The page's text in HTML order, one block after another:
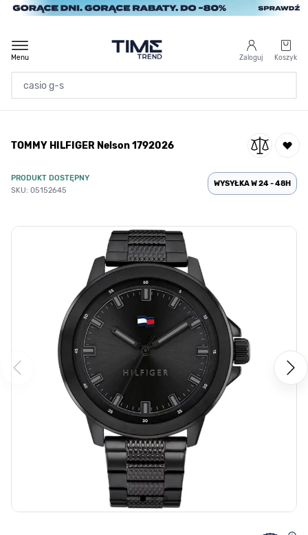
Przejdź do treści
Zaloguj Koszyk
Menu
/
TOMMY HILFIGER Nelson 1792026
TOMMY HILFIGER Nelson 1792026
PRODUKT DOSTĘPNY
SKU: 05152645
WYSYŁKA W 24 - 48H